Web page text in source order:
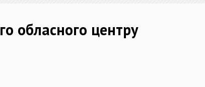
обласного центру